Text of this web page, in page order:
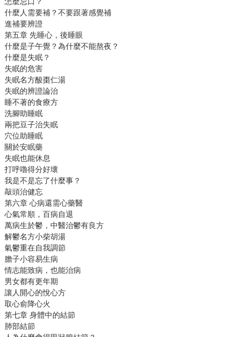
什麼人需要補？不要跟著感覺補
進補要辨證
第五章 先睡心，後睡眼
什麼是子午覺？為什麼不能熬夜？
什麼是失眠？
失眠的危害
失眠名方酸棗仁湯
失眠的辨證論治
睡不著的食療方
洗腳助睡眠
兩把豆子治失眠
穴位助睡眠
關於安眠藥
失眠也能休息
打呼嚕得分好壞
我是不是忘了什麼事？
敲頭治健忘
第六章 心病還需心藥醫
心氣常順，百病自退
萬病生於鬱，中醫治鬱有良方
解鬱名方小柴胡湯
氣鬱重在自我調節
膽子小容易生病
情志能致病，也能治病
男女都有更年期
讓人開心的悅心方
取心俞降心火
第七章 身體中的結節
肺部結節